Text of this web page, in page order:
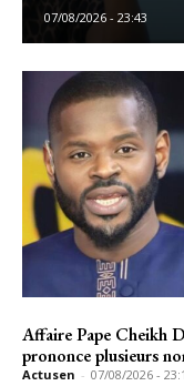
07/08/2026 - 23:43
Affaire Pape Cheikh
prononce plusieurs
Actusen - 07/08/2026 -